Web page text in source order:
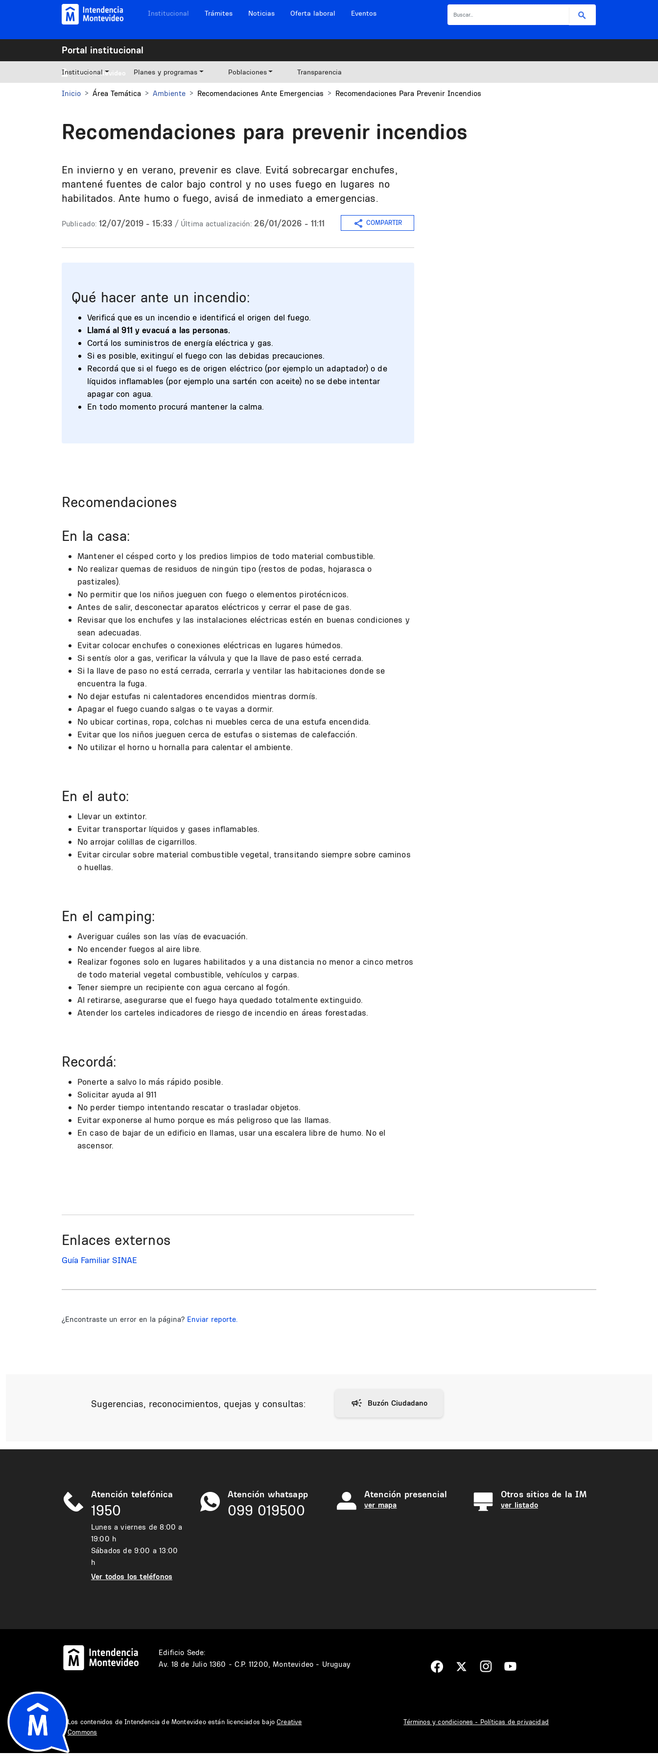
Pasar al contenido principal Navegación sitios
Institucional Trámites Noticias Oferta laboral Eventos
Portal institucional
Mi Montevideo
Institucional Planes y programas Poblaciones Transparencia
Inicio Área Temática Ambiente Recomendaciones Ante Emergencias Recomendaciones Para Prevenir Incendios
Recomendaciones para prevenir incendios
En invierno y en verano, prevenir es clave. Evitá sobrecargar enchufes,
mantené fuentes de calor bajo control y no uses fuego en lugares no
habilitados. Ante humo o fuego, avisá de inmediato a emergencias.
Publicado: 12/07/2019 - 15:33 / Última actualización: 26/01/2026 - 11:11 COMPARTIR
Qué hacer ante un incendio:
Verificá que es un incendio e identificá el origen del fuego.
Llamá al 911 y evacuá a las personas.
Cortá los suministros de energía eléctrica y gas.
Si es posible, exitinguí el fuego con las debidas precauciones.
Recordá que si el fuego es de origen eléctrico (por ejemplo un adaptador) o de
líquidos inflamables (por ejemplo una sartén con aceite) no se debe intentar
apagar con agua.
En todo momento procurá mantener la calma.
Recomendaciones
En la casa:
Mantener el césped corto y los predios limpios de todo material combustible.
No realizar quemas de residuos de ningún tipo (restos de podas, hojarasca o
pastizales).
No permitir que los niños jueguen con fuego o elementos pirotécnicos.
Antes de salir, desconectar aparatos eléctricos y cerrar el pase de gas.
Revisar que los enchufes y las instalaciones eléctricas estén en buenas condiciones y
sean adecuadas.
Evitar colocar enchufes o conexiones eléctricas en lugares húmedos.
Si sentís olor a gas, verificar la válvula y que la llave de paso esté cerrada.
Si la llave de paso no está cerrada, cerrarla y ventilar las habitaciones donde se
encuentra la fuga.
No dejar estufas ni calentadores encendidos mientras dormís.
Apagar el fuego cuando salgas o te vayas a dormir.
No ubicar cortinas, ropa, colchas ni muebles cerca de una estufa encendida.
Evitar que los niños jueguen cerca de estufas o sistemas de calefacción.
No utilizar el horno u hornalla para calentar el ambiente.
En el auto:
Llevar un extintor.
Evitar transportar líquidos y gases inflamables.
No arrojar colillas de cigarrillos.
Evitar circular sobre material combustible vegetal, transitando siempre sobre caminos
o huellas.
En el camping:
Averiguar cuáles son las vías de evacuación.
No encender fuegos al aire libre.
Realizar fogones solo en lugares habilitados y a una distancia no menor a cinco metros
de todo material vegetal combustible, vehículos y carpas.
Tener siempre un recipiente con agua cercano al fogón.
Al retirarse, asegurarse que el fuego haya quedado totalmente extinguido.
Atender los carteles indicadores de riesgo de incendio en áreas forestadas.
Recordá:
Ponerte a salvo lo más rápido posible.
Solicitar ayuda al 911
No perder tiempo intentando rescatar o trasladar objetos.
Evitar exponerse al humo porque es más peligroso que las llamas.
En caso de bajar de un edificio en llamas, usar una escalera libre de humo. No el
ascensor.
Enlaces externos
Guía Familiar SINAE
¿Encontraste un error en la página? Enviar reporte.
Sugerencias, reconocimientos, quejas y consultas:
Atención telefónica
1950
Lunes a viernes de 8:00 a
19:00 h
Sábados de 9:00 a 13:00
h
Ver todos los teléfonos
Atención whatsapp
099 019500
Atención presencial
ver mapa
Otros sitios de la IM
ver listado
Edificio Sede:
Av. 18 de Julio 1360 - C.P. 11200, Montevideo - Uruguay
Los contenidos de Intendencia de Montevideo están licenciados bajoCreative
Commons
Términos y condiciones - Políticas de privacidad